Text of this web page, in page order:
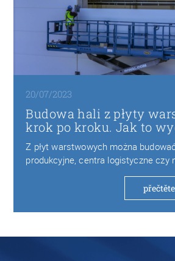
20/07/2023
Budowa hali z płyty
krok po kroku. Jak to
Z płyt warstwowych można
produkcyjne, centra logistyczne czy